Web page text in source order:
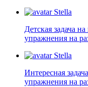
Stella
Детская задача
упражнения на
Stella
Интересная
упражнения на